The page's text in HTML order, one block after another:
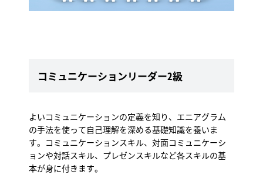
コミュニケーションリーダー2級
よいコミュニケーションの定義を知り、エニアグラム
の手法を使って自己理解を深める基礎知識を養いま
す。コミュニケーションスキル、対面コミュニケーシ
ョンや対話スキル、プレゼンスキルなど各スキルの基
本が身に付きます。